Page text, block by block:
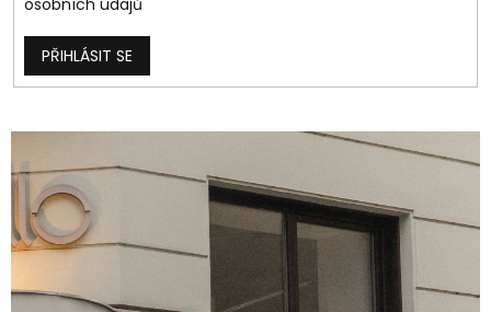
PŘIHLÁSIT SE